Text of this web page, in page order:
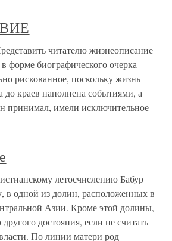
читателю жизнеописание
форме биографического очерка —
рискованное, поскольку жизнь
до краев наполнена событиями, а
принимал, имели исключительное
летосчислению Бабур
в одной из долин, расположенных в
Азии. Кроме этой долины,
достояния, если не считать
По линии матери род